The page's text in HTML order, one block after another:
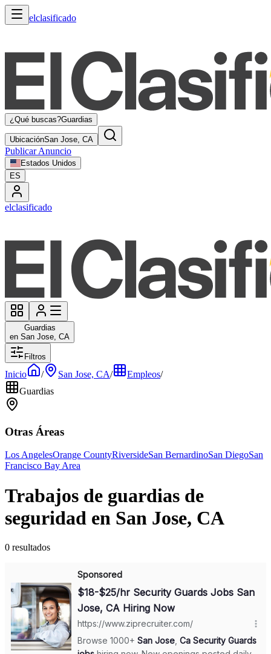
elclasificado
¿Qué buscas?Guardias
UbicaciónSan Jose, CA
Publicar Anuncio
Estados Unidos
ES
elclasificado
Guardias
en San Jose, CA
Filtros
Inicio / San Jose, CA/ Empleos/
Guardias
Otras Áreas
Los AngelesOrange CountyRiversideSan BernardinoSan DiegoSan
Francisco Bay Area
Trabajos de guardias de
seguridad en San Jose, CA
0 resultados